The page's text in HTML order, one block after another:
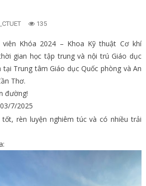
135
viên Khóa 2024 – Khoa Kỹ thuật Cơ khí
gian học tập trung và nội trú Giáo dục
Trung tâm Giáo dục Quốc phòng và An
Thơ.
đường!
7/2025
tốt, rèn luyện nghiêm túc và có nhiều trải